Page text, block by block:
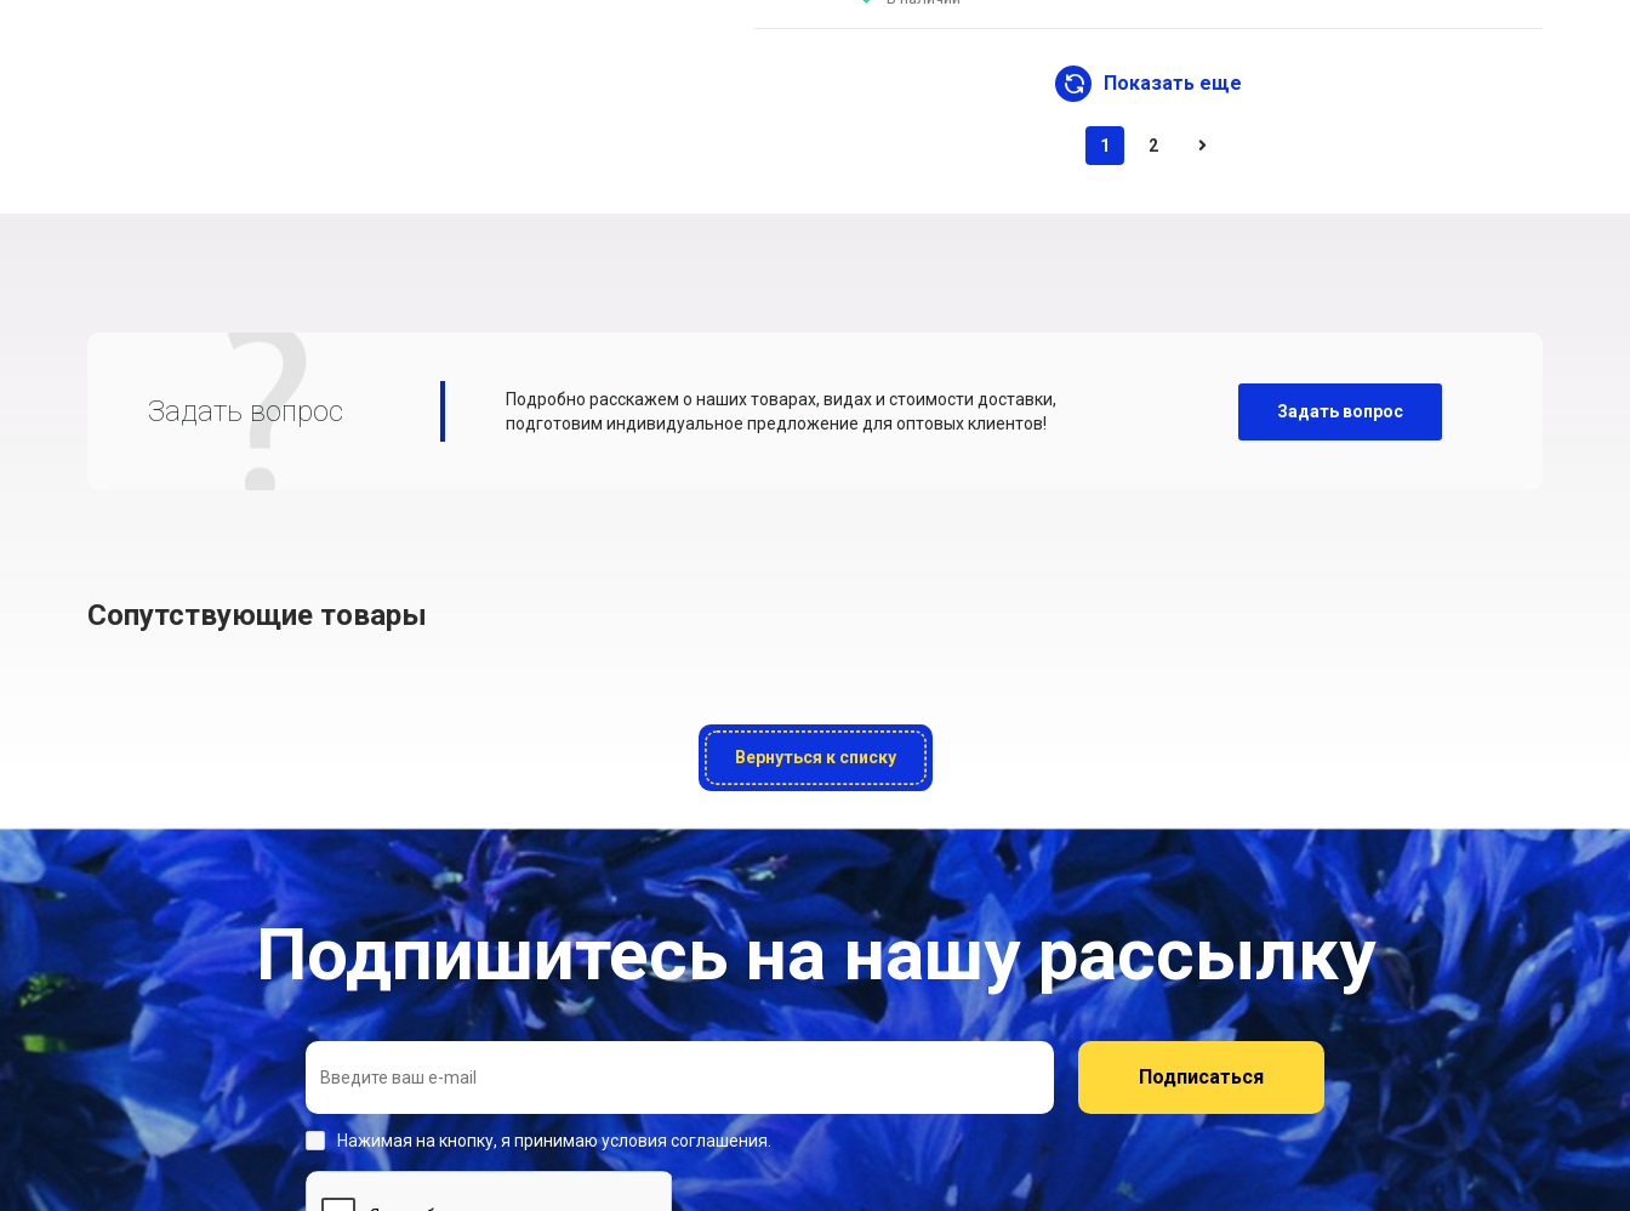
Показать еще
1 2
Задать вопрос
Подробно расскажем о наших товарах, видах и стоимости доставки,
подготовим индивидуальное предложение для оптовых клиентов!
Задать вопрос
Сопутствующие товары
Вернуться к списку
Подпишитесь на нашу рассылку
Подписаться
Нажимая на кнопку, я принимаю условия соглашения.